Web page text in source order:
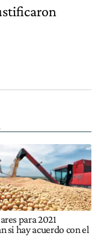
para 2021
si hay acuerdo con el